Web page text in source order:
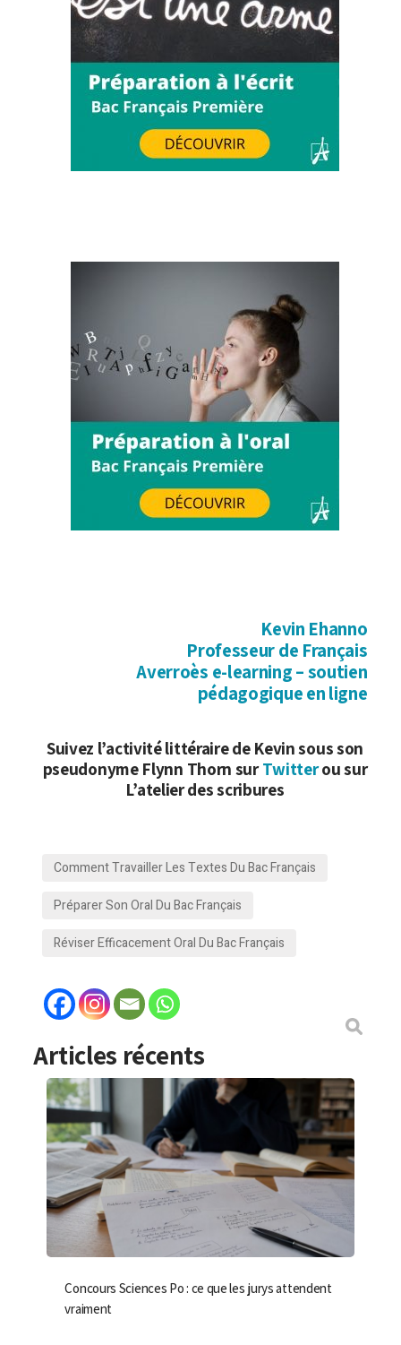
Kevin Ehanno
Professeur de Français
Averroès e-learning – soutien
pédagogique en ligne
Suivez l’activité littéraire de Kevin sous son
pseudonyme Flynn Thorn surTwitterou sur
L’atelier des scribures
Comment Travailler Les Textes Du Bac Français
Préparer Son Oral Du Bac Français
Réviser Efficacement Oral Du Bac Français
Articles récents
Concours Sciences Po : ce que les jurys attendent
vraiment